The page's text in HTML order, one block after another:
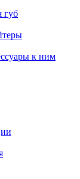
губ
к ним